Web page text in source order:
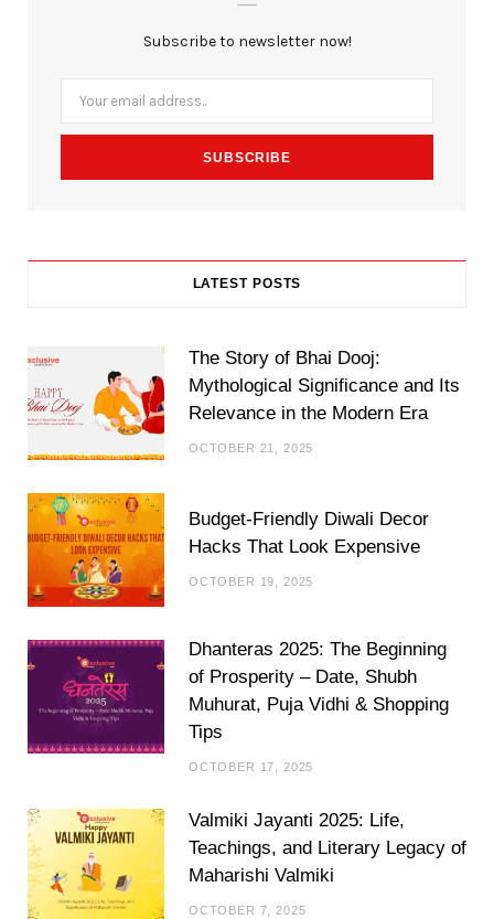
o
k
a
Subscribe to newsletter now!
LATEST POSTS
The Story of Bhai Dooj:
Mythological Significance and Its
Relevance in the Modern Era
OCTOBER 21, 2025
Budget-Friendly Diwali Decor
Hacks That Look Expensive
OCTOBER 19, 2025
Dhanteras 2025: The Beginning
of Prosperity – Date, Shubh
Muhurat, Puja Vidhi & Shopping
Tips
OCTOBER 17, 2025
Valmiki Jayanti 2025: Life,
Teachings, and Literary Legacy of
Maharishi Valmiki
OCTOBER 7, 2025